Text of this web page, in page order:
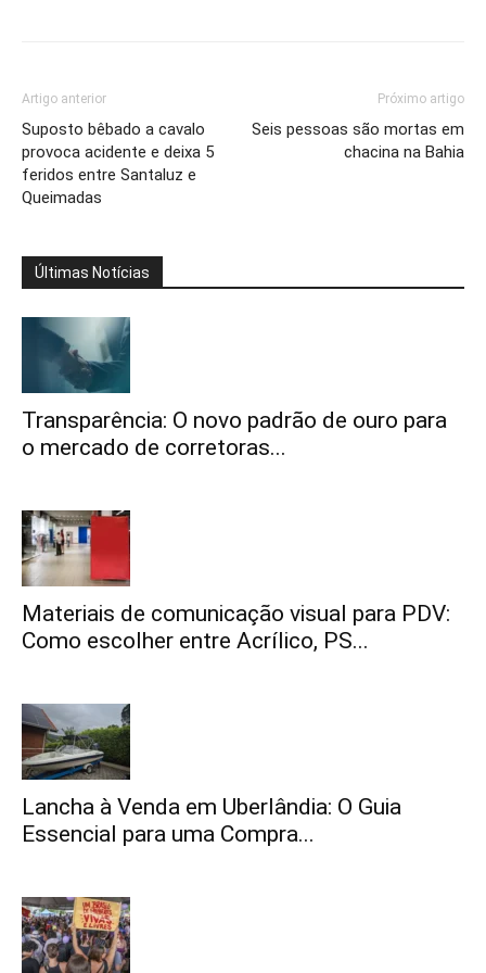
Artigo anterior
Suposto bêbado a cavalo
provoca acidente e deixa 5
feridos entre Santaluz e
Queimadas
Próximo artigo
Seis pessoas são mortas em
chacina na Bahia
Últimas Notícias
Transparência: O novo padrão de ouro para
o mercado de corretoras...
Materiais de comunicação visual para PDV:
Como escolher entre Acrílico, PS...
Lancha à Venda em Uberlândia: O Guia
Essencial para uma Compra...